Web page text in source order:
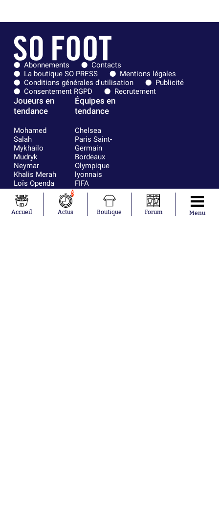
Abonnements
Contacts
La boutique SO PRESS
Mentions légales
Conditions générales d'utilisation
Publicité
Consentement RGPD
Recrutement
Joueurs en
tendance
Mohamed
Salah
Mykhailo
Mudryk
Neymar
Khalis Merah
Loïs Openda
Niakhaté
Nicolás
Tagliafico
Équipes en
tendance
Chelsea
Paris Saint-
Germain
Bordeaux
Olympique
lyonnais
FIFA
Real Madrid
RC Strasbourg
AC Milan
France
Accueil
5
Actus Boutique Forum Menu